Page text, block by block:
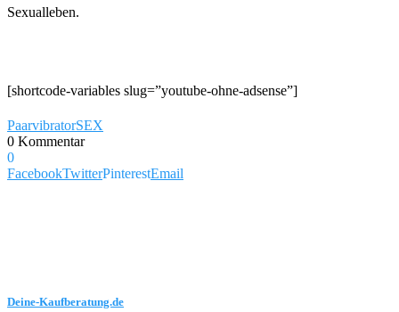
Sexualleben.
[shortcode-variables slug=”youtube-ohne-adsense”]
PaarvibratorSEX
0 Kommentar
0
FacebookTwitterPinterestEmail
Deine-Kaufberatung.de